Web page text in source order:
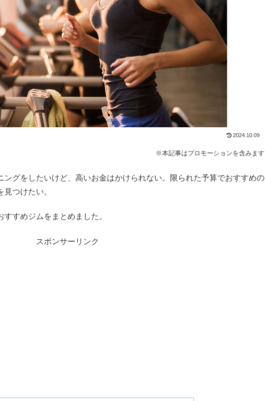
2024.10.09
※本記事はプロモーションを含みます
ングをしたいけど、高いお金はかけられない。限られた予算でおすすめの
つけたい。
すめジムをまとめました。
スポンサーリンク